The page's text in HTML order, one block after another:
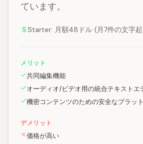
ています。
Starter: 月額48ドル (月7件の文字
メリット
共同編集機能
オーディオ/ビデオ用の統合テキストエ
機密コンテンツのための安全なプラッ
デメリット
価格が高い